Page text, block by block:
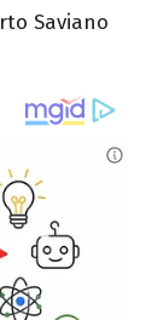
Saviano